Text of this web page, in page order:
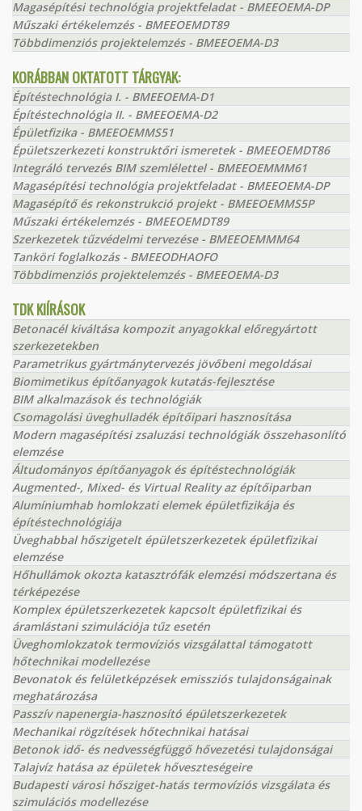
Magasépítési technológia projektfeladat - BMEEOEMA-DP
Műszaki értékelemzés - BMEEOEMDT89
Többdimenziós projektelemzés - BMEEOEMA-D3
KORÁBBAN OKTATOTT TÁRGYAK:
Építéstechnológia I. - BMEEOEMA-D1
Építéstechnológia II. - BMEEOEMA-D2
Épületfizika - BMEEOEMMS51
Épületszerkezeti konstruktőri ismeretek - BMEEOEMDT86
Integráló tervezés BIM szemlélettel - BMEEOEMMM61
Magasépítési technológia projektfeladat - BMEEOEMA-DP
Magasépítő és rekonstrukció projekt - BMEEOEMMS5P
Műszaki értékelemzés - BMEEOEMDT89
Szerkezetek tűzvédelmi tervezése - BMEEOEMMM64
Tanköri foglalkozás - BMEEODHAOFO
Többdimenziós projektelemzés - BMEEOEMA-D3
TDK KIÍRÁSOK
Betonacél kiváltása kompozit anyagokkal előregyártott
szerkezetekben
Parametrikus gyártmánytervezés jövőbeni megoldásai
Biomimetikus építőanyagok kutatás-fejlesztése
BIM alkalmazások és technológiák
Csomagolási üveghulladék építőipari hasznosítása
Modern magasépítési zsaluzási technológiák összehasonlító
elemzése
Áltudományos építőanyagok és építéstechnológiák
Augmented-, Mixed- és Virtual Reality az építőiparban
Alumíniumhab homlokzati elemek épületfizikája és
építéstechnológiája
Üveghabbal hőszigetelt épületszerkezetek épületfizikai
elemzése
Hőhullámok okozta katasztrófák elemzési módszertana és
térképezése
Komplex épületszerkezetek kapcsolt épületfizikai és
áramlástani szimulációja tűz esetén
Üveghomlokzatok termovíziós vizsgálattal támogatott
hőtechnikai modellezése
Bevonatok és felületképzések emissziós tulajdonságainak
meghatározása
Passzív napenergia-hasznosító épületszerkezetek
Mechanikai rögzítések hőtechnikai hatásai
Betonok idő- és nedvességfüggő hővezetési tulajdonságai
Talajvíz hatása az épületek hőveszteségeire
Budapesti városi hősziget-hatás termovíziós vizsgálata és
szimulációs modellezése